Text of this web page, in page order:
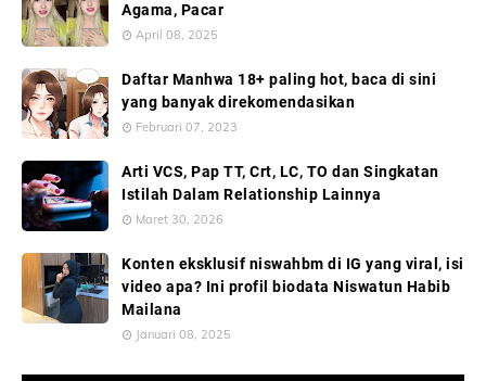
Agama, Pacar
April 08, 2025
Daftar Manhwa 18+ paling hot, baca di sini
yang banyak direkomendasikan
Februari 07, 2023
Arti VCS, Pap TT, Crt, LC, TO dan Singkatan
Istilah Dalam Relationship Lainnya
Maret 30, 2026
Konten eksklusif niswahbm di IG yang viral, isi
video apa? Ini profil biodata Niswatun Habib
Mailana
Januari 08, 2025